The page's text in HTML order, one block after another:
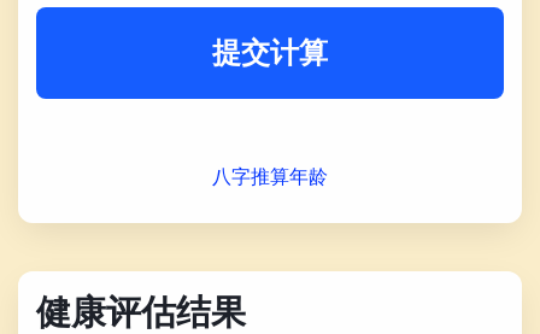
提交计算
八字推算年龄
健康评估结果